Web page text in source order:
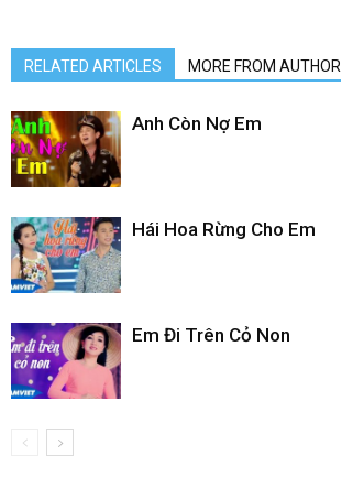
RELATED ARTICLES MORE FROM AUTHOR
Anh Còn Nợ Em
Hái Hoa Rừng Cho Em
Em Đi Trên Cỏ Non